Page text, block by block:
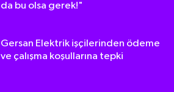
da bu olsa gerek!"
Gersan Elektrik işçilerinden ödeme
ve çalışma koşullarına tepki